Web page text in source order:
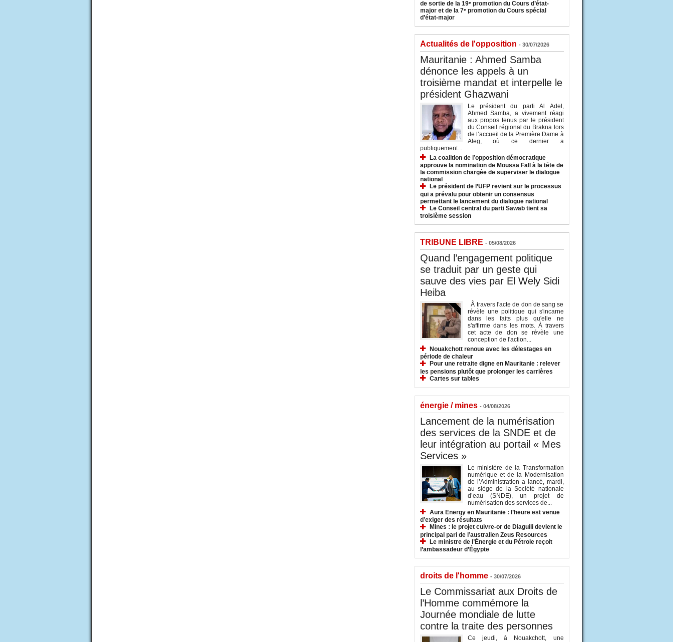
de sortie de la 19ᵉ promotion du Cours d’état-
major et de la 7ᵉ promotion du Cours spécial
d’état-major
Actualités de l'opposition - 30/07/2026
Mauritanie : Ahmed Samba
dénonce les appels à un
troisième mandat et interpelle le
président Ghazwani
Le président du parti Al Adel,
Ahmed Samba, a vivement réagi
aux propos tenus par le président
du Conseil régional du Brakna lors
de l’accueil de la Première Dame à
Aleg, où ce dernier a
publiquement...
La coalition de l’opposition démocratique
approuve la nomination de Moussa Fall à la tête de
la commission chargée de superviser le dialogue
national
Le président de l’UFP revient sur le processus
qui a prévalu pour obtenir un consensus
permettant le lancement du dialogue national
Le Conseil central du parti Sawab tient sa
troisième session
TRIBUNE LIBRE - 05/08/2026
Quand l’engagement politique
se traduit par un geste qui
sauve des vies par El Wely Sidi
Heiba
Â travers l'acte de don de sang se
révèle une politique qui s'incarne
dans les faits plus qu'elle ne
s'affirme dans les mots. À travers
cet acte de don se révèle une
conception de l'action...
Nouakchott renoue avec les délestages en
période de chaleur
Pour une retraite digne en Mauritanie : relever
les pensions plutôt que prolonger les carrières
Cartes sur tables
énergie / mines - 04/08/2026
Lancement de la numérisation
des services de la SNDE et de
leur intégration au portail « Mes
Services »
Le ministère de la Transformation
numérique et de la Modernisation
de l’Administration a lancé, mardi,
au siège de la Société nationale
d’eau (SNDE), un projet de
numérisation des services de...
Aura Energy en Mauritanie : l’heure est venue
d’exiger des résultats
Mines : le projet cuivre-or de Diaguili devient le
principal pari de l’australien Zeus Resources
Le ministre de l’Énergie et du Pétrole reçoit
l’ambassadeur d’Égypte
droits de l'homme - 30/07/2026
Le Commissariat aux Droits de
l’Homme commémore la
Journée mondiale de lutte
contre la traite des personnes
Ce jeudi, à Nouakchott, une